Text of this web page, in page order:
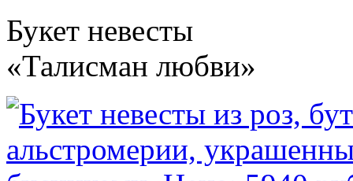
Букет невесты
«Талисман любви»